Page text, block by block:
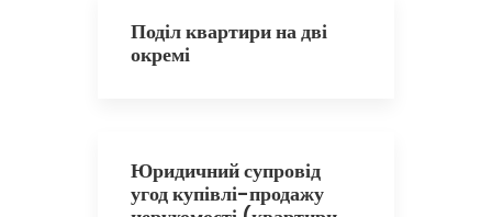
Поділ квартири на дві
окремі
Юридичний супровід
угод купівлі-продажу